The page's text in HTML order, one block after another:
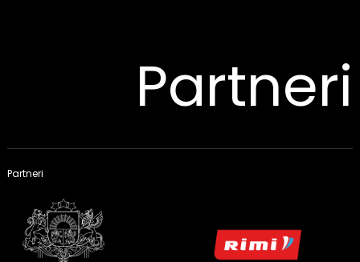
Partneri
Partneri